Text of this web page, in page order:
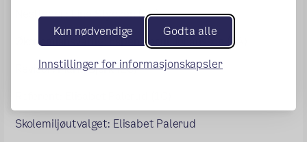
Kun nødvendige Godta alle
Innstillinger for informasjonskapsler
Nestleder: Line Styczen (2C)
Økonomiansvarlig: Espen Bertil Johansson (7A)
Revisor: Maria Bjerk (2C)
Skolemiljøutvalget: Elisabet Palerud